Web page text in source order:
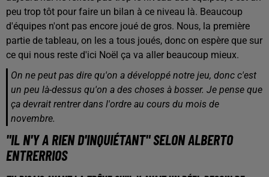
peu trop tôt pour faire un bilan à ce niveau là. Beaucoup
d'équipes n'ont pas encore joué de gros. Nous, la première
partie de tableau, on les a tous joués, donc on espère que sur
ce qui nous reste d'ici Noël ça va aller beaucoup mieux.
On ne peut pas dire qu'on a développé notre jeu, donc c'est
un peu là-dessus qu'on a des choses à bosser. Je pense que
ça devrait rentrer dans l'ordre au cours du mois de
novembre.
"IL N'Y A RIEN D'INQUIÉTANT" SELON ALBERTO
ENTRERRIOS